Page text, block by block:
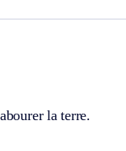
la terre.